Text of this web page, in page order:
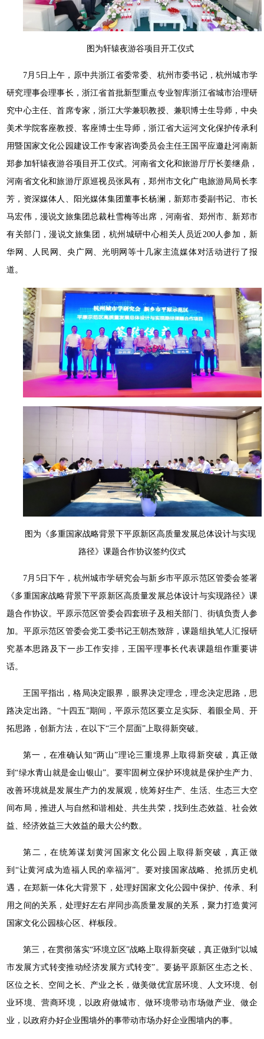
图为轩辕夜游谷项目开工仪式
7月5日上午，原中共浙江省委常委、杭州市委书记，杭州城市学
研究理事会理事长，浙江省首批新型重点专业智库浙江省城市治理研
究中心主任、首席专家，浙江大学兼职教授、兼职博士生导师，中央
美术学院客座教授、客座博士生导师，浙江省大运河文化保护传承利
用暨国家文化公园建设工作专家咨询委员会主任王国平应邀赴河南新
郑参加轩辕夜游谷项目开工仪式。河南省文化和旅游厅厅长姜继鼎，
河南省文化和旅游厅原巡视员张凤有，郑州市文化广电旅游局局长李
芳，资深媒体人、阳光媒体集团董事长杨澜，新郑市委副书记、市长
马宏伟，漫说文旅集团总裁杜雪梅等出席，河南省、郑州市、新郑市
有关部门，漫说文旅集团，杭州城研中心相关人员近200人参加，新
华网、人民网、央广网、光明网等十几家主流媒体对活动进行了报
道。
图为《多重国家战略背景下平原新区高质量发展总体设计与实现
路径》课题合作协议签约仪式
7月5日下午，杭州城市学研究会与新乡市平原示范区管委会签署
《多重国家战略背景下平原新区高质量发展总体设计与实现路径》课
题合作协议。平原示范区管委会四套班子及相关部门、街镇负责人参
加。平原示范区管委会党工委书记王朝杰致辞，课题组执笔人汇报研
究基本思路及下一步工作安排，王国平理事长代表课题组作重要讲
话。
王国平指出，格局决定眼界，眼界决定理念，理念决定思路，思
路决定出路。“十四五”期间，平原示范区要立足实际、着眼全局、开
拓思路，创新方法，在以下“三个层面”上取得新突破。
第一，在准确认知“两山”理论三重境界上取得新突破，真正做
到“绿水青山就是金山银山”。要牢固树立保护环境就是保护生产力、
改善环境就是发展生产力的发展观，统筹好生产、生活、生态三大空
间布局，推进人与自然和谐相处、共生共荣，找到生态效益、社会效
益、经济效益三大效益的最大公约数。
第二，在统筹谋划黄河国家文化公园上取得新突破，真正做
到“让黄河成为造福人民的幸福河”。要对接国家战略、抢抓历史机
遇，在郑新一体化大背景下，处理好国家文化公园中保护、传承、利
用之间的关系，处理好左右岸同步高质量发展的关系，聚力打造黄河
国家文化公园核心区、样板段。
第三，在贯彻落实“环境立区”战略上取得新突破，真正做到“以城
市发展方式转变推动经济发展方式转变”。要扬平原新区生态之长、
区位之长、空间之长、产业之长，做美做优宜居环境、人文环境、创
业环境、营商环境，以政府做城市、做环境带动市场做产业、做企
业，以政府办好企业围墙外的事带动市场办好企业围墙内的事。